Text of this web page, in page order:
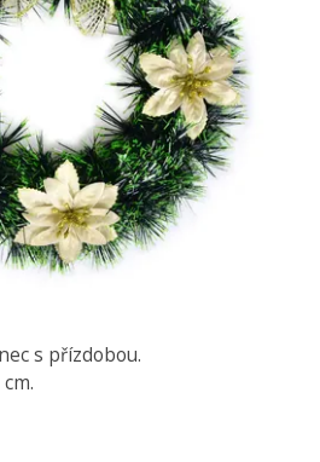
s přízdobou.